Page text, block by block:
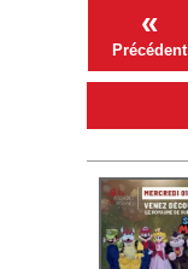
«
Précédent